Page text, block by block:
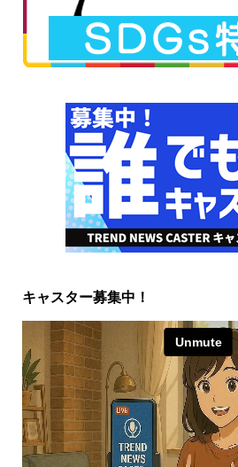
キャスター募集中！